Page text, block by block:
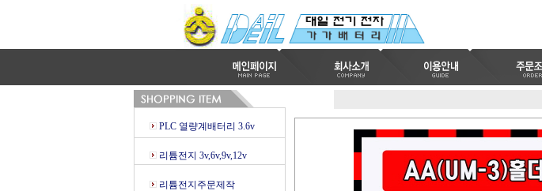
PLC 열량계배터리 3.6v
리튬전지 3v,6v,9v,12v
리튬전지주문제작